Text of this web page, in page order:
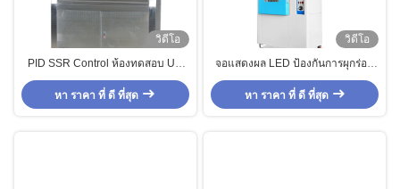
วิดีโอ
PID SSR Control ห้องทดสอบ UV
Aging / เครื่องทดสอบแสง
อัลตราไวโอเลต UVA ใน Lab
หา ราคา ที่ ดี ที่สุด
วิดีโอ
จอแสดงผล LED ป้องกันการผุกร่อน
สภาพอากาศสำหรับห้องทดสอบ
หา ราคา ที่ ดี ที่สุด